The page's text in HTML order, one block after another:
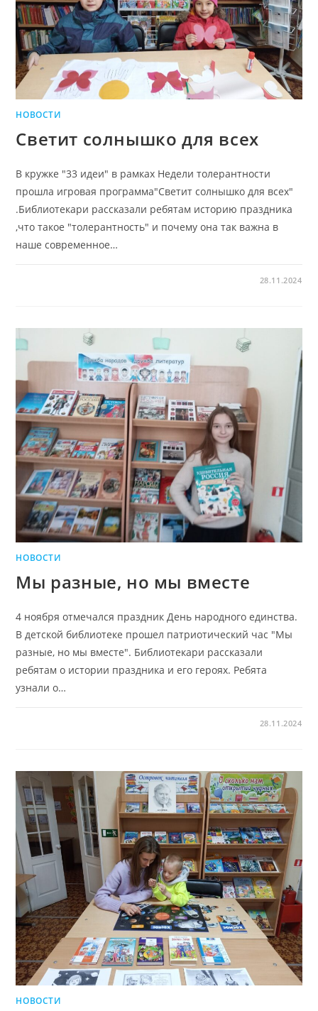
НОВОСТИ
Светит солнышко для всех
В кружке "33 идеи" в рамках Недели толерантности
прошла игровая программа"Светит солнышко для всех"
.Библиотекари рассказали ребятам историю праздника
,что такое "толерантность" и почему она так важна в
наше современное…
28.11.2024
НОВОСТИ
Мы разные, но мы вместе
4 ноября отмечался праздник День народного единства.
В детской библиотеке прошел патриотический час "Мы
разные, но мы вместе". Библиотекари рассказали
ребятам о истории праздника и его героях. Ребята
узнали о…
28.11.2024
НОВОСТИ